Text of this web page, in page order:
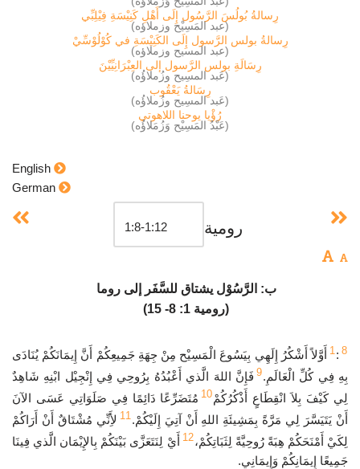
رِسالةُ بُولُسَ الرَّسُول إِلَى أَهْلِ كَنِيْسَةِ فِيْلِبِّي
(عبد المَسِيْح وزملاؤه)
رِسالةُ بولس الرَّسول إِلَى الكَنِيْسَةِ في كُوْلُوْسِّيْ
(عبد المسيح وزملاؤه)
رِسَالَةِ بولس الرَّسول إلى العِبْرَانِيِّيْنَ
(عَبد المسِيح وزُملاؤُه)
رِسَالةُ يَعْقُوب
(عَبد المسِيح وزُملاؤُه)
رُؤْيا يوحنا اللاهوتي
(عَبْدُ المَسِيْح وَزُمَلاؤُه)
English
German
رومية
ب: الرَّسُوْل يشتاق للسَّفَر إلى روما
(رومية 1: 8- 15)
1: 8
أَوَّلاً أَشْكُرُ إِلَهِي بِيَسُوعَ الْمَسِيْح مِنْ جِهَةِ جَمِيعِكُمْ أَنَّ إِيمَانَكُمْ يُنَادَى
بِهِ فِي كُلِّ الْعَالَمِ.9 فَإِنَّ اللهَ الَّذي أَعْبُدُهُ بِرُوحِي فِي إِنْجِيْل ابْنِهِ شَاهِدٌ
لِي كَيْفَ بِلاَ انْقِطَاعٍ أَذْكُرُكُمْ 10 مُتَضَرِّعًا دَائِمًا فِي صَلَوَاتِي عَسَى الآنَ
أَنْ يَتَيَسَّرَ لِي مَرَّةً بِمَشِيئَةِ اللهِ أَنْ آتِيَ إِلَيْكُمْ.11 لأَِنِّي مُشْتَاقٌ أَنْ أَرَاكُمْ
لِكَيْ أَمْنَحَكُمْ هِبَةً رُوحِيَّةً لِثَبَاتِكُمْ،12 أَيْ لِنَتَعَزَّى بَيْنَكُمْ بِالإِيْمَان الَّذي فِينَا
جَمِيعًا إِيمَانِكُمْ وَإِيمَانِي.